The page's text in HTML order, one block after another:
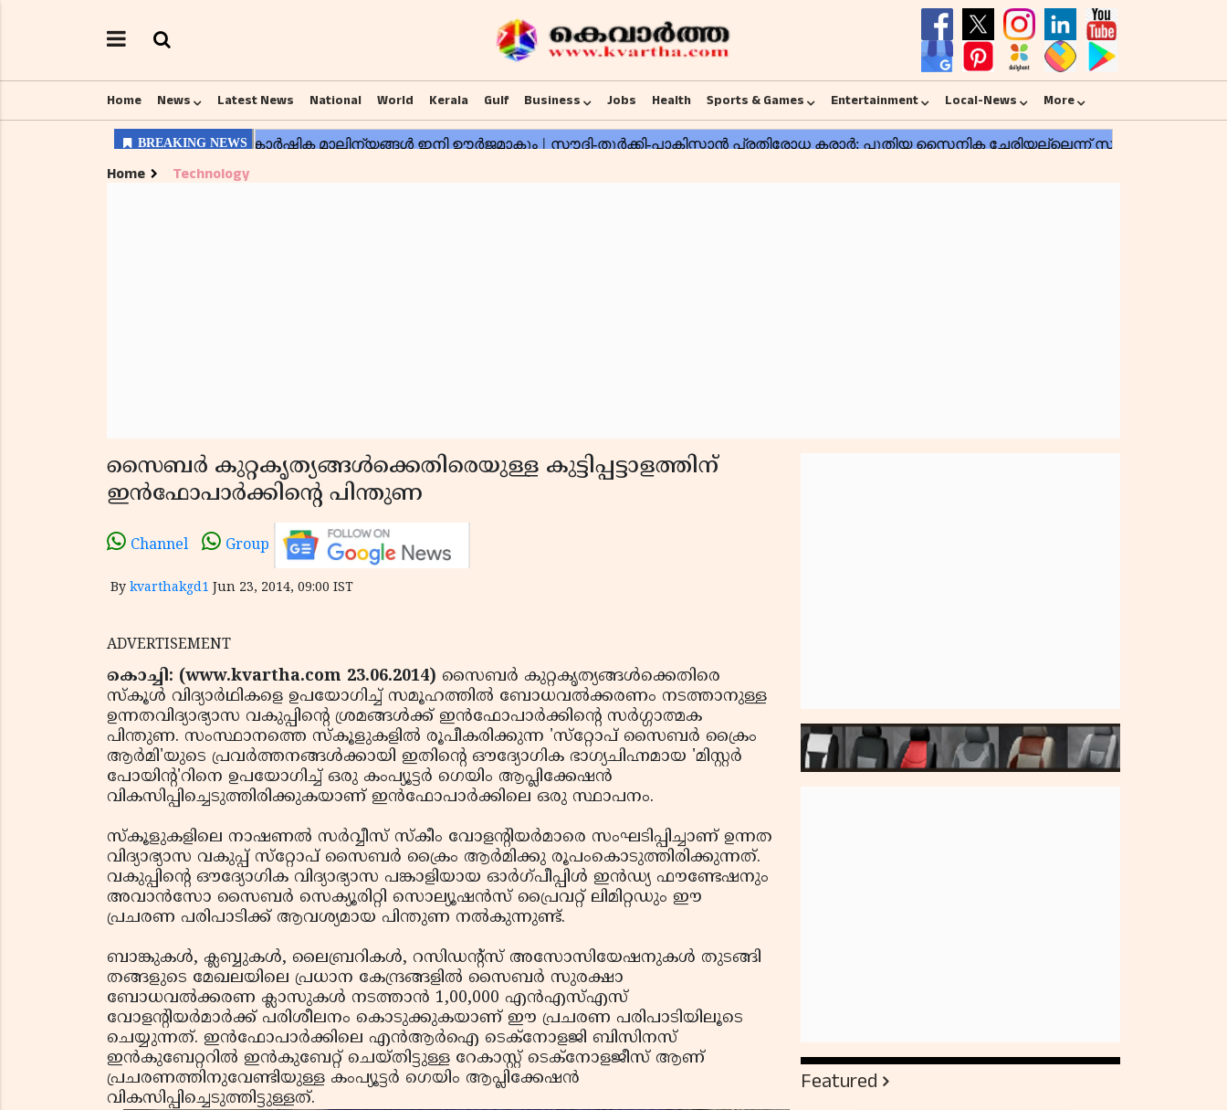
Home News Latest News National World Kerala Gulf Business Jobs Health Sports & Games Entertainment Local-News More
Home Technology
സൈബര്‍ കുറ്റകൃത്യങ്ങള്‍ക്കെതിരെയുള്ള കുട്ടിപ്പട്ടാളത്തിന്
ഇന്‍ഫോപാര്‍ക്കിന്റെ പിന്തുണ
Channel Group
By kvarthakgd1 Jun 23, 2014, 09:00 IST
ADVERTISEMENT
കൊച്ചി: (www.kvartha.com 23.06.2014) സൈബര്‍ കുറ്റകൃത്യങ്ങള്‍ക്കെതിരെ
സ്‌കൂള്‍ വിദ്യാര്‍ഥികളെ ഉപയോഗിച്ച് സമൂഹത്തില്‍ ബോധവല്‍ക്കരണം നടത്താനുള്ള
ഉന്നതവിദ്യാഭ്യാസ വകുപ്പിന്റെ ശ്രമങ്ങള്‍ക്ക് ഇന്‍ഫോപാര്‍ക്കിന്റെ സര്‍ഗ്ഗാത്മക
പിന്തുണ. സംസ്ഥാനത്തെ സ്‌കൂളുകളില്‍ രൂപീകരിക്കുന്ന 'സ്‌റ്റോപ് സൈബര്‍ ക്രൈം
ആര്‍മി'യുടെ പ്രവര്‍ത്തനങ്ങള്‍ക്കായി ഇതിന്റെ ഔദ്യോഗിക ഭാഗ്യചിഹ്നമായ 'മിസ്റ്റര്‍
പോയിന്റ'റിനെ ഉപയോഗിച്ച് ഒരു കംപ്യൂട്ടര്‍ ഗെയിം ആപ്ലിക്കേഷന്‍
വികസിപ്പിച്ചെടുത്തിരിക്കുകയാണ് ഇന്‍ഫോപാര്‍ക്കിലെ ഒരു സ്ഥാപനം.
സ്‌കൂളുകളിലെ നാഷണല്‍ സര്‍വ്വീസ് സ്‌കീം വോളന്റിയര്‍മാരെ സംഘടിപ്പിച്ചാണ് ഉന്നത
വിദ്യാഭ്യാസ വകുപ്പ് സ്‌റ്റോപ് സൈബര്‍ ക്രൈം ആര്‍മിക്കു രൂപംകൊടുത്തിരിക്കുന്നത്.
വകുപ്പിന്റെ ഔദ്യോഗിക വിദ്യാഭ്യാസ പങ്കാളിയായ ഓര്‍ഗ്പീപ്പിള്‍ ഇന്‍ഡ്യ ഫൗണ്ടേഷനും
അവാന്‍സോ സൈബര്‍ സെക്യൂരിറ്റി സൊല്യൂഷന്‍സ് പ്രൈവറ്റ് ലിമിറ്റഡും ഈ
പ്രചരണ പരിപാടിക്ക് ആവശ്യമായ പിന്തുണ നല്‍കുന്നുണ്ട്.
ബാങ്കുകള്‍, ക്ലബ്ബുകള്‍, ലൈബ്രറികള്‍, റസിഡന്റ്‌സ് അസോസിയേഷനുകള്‍ തുടങ്ങി
തങ്ങളുടെ മേഖലയിലെ പ്രധാന കേന്ദ്രങ്ങളില്‍ സൈബര്‍ സുരക്ഷാ
ബോധവല്‍ക്കരണ ക്ലാസുകള്‍ നടത്താന്‍ 1,00,000 എന്‍എസ്എസ്
വോളന്റിയര്‍മാര്‍ക്ക് പരിശീലനം കൊടുക്കുകയാണ് ഈ പ്രചരണ പരിപാടിയിലൂടെ
ചെയ്യുന്നത്. ഇന്‍ഫോപാര്‍ക്കിലെ എന്‍ആര്‍ഐ ടെക്‌നോളജി ബിസിനസ്
ഇന്‍കുബേറ്ററില്‍ ഇന്‍കുബേറ്റ് ചെയ്തിട്ടുള്ള റേകാസ്റ്റ് ടെക്‌നോളജീസ് ആണ്
പ്രചരണത്തിനുവേണ്ടിയുള്ള കംപ്യൂട്ടര്‍ ഗെയിം ആപ്ലിക്കേഷന്‍
വികസിപ്പിച്ചെടുത്തിട്ടുള്ളത്.
Featured